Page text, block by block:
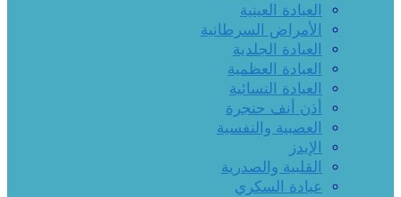
العيادة العينية
الأمراض السرطانية
العيادة الجلدية
العيادة العظمية
العيادة النسائية
أذن أنف حنجرة
العصبية والنفسية
الإيدز
القلبية والصدرية
عيادة السكري